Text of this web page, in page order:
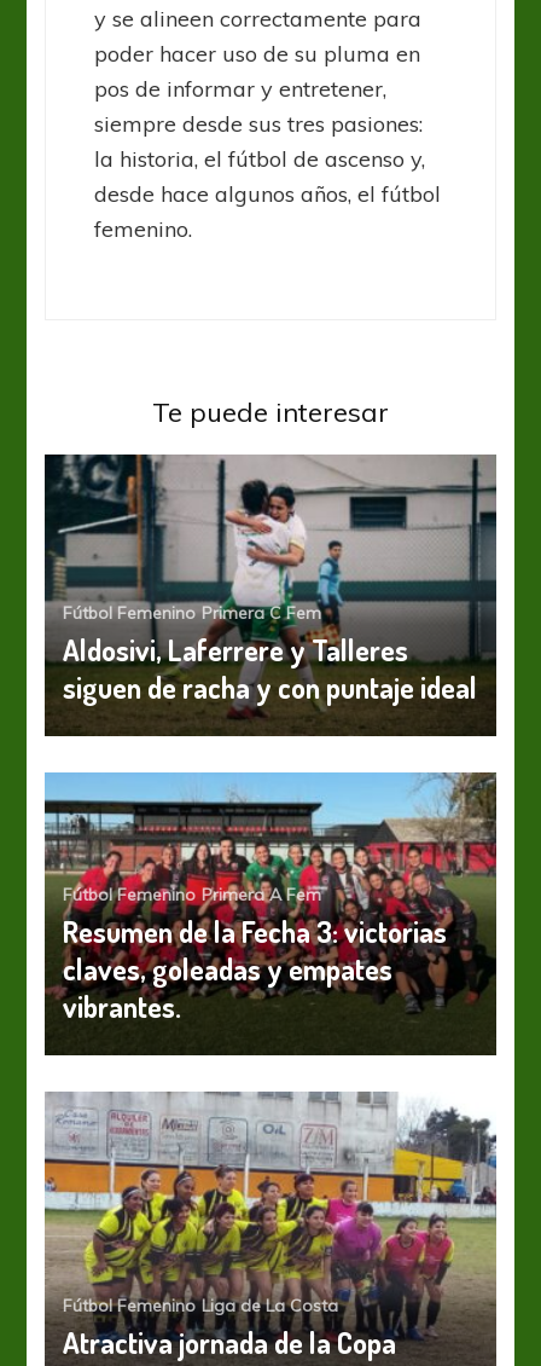
y se alineen correctamente para
poder hacer uso de su pluma en
pos de informar y entretener,
siempre desde sus tres pasiones:
la historia, el fútbol de ascenso y,
desde hace algunos años, el fútbol
femenino.
Te puede interesar
Fútbol Femenino Primera C Fem
Aldosivi, Laferrere y Talleres
siguen de racha y con puntaje ideal
Fútbol Femenino Primera A Fem
Resumen de la Fecha 3: victorias
claves, goleadas y empates
vibrantes.
Fútbol Femenino Liga de La Costa
Atractiva jornada de la Copa